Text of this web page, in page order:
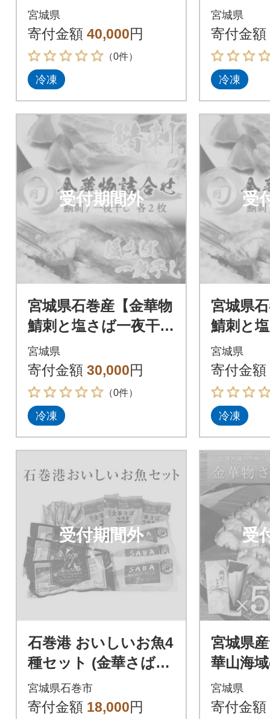
g×5枚セット(CAS冷
凍・養殖)
宮城県
寄付金額 40,000円
（0件）
冷凍
セット
養殖
宮城県
寄付金額
冷凍
受付期間外
宮城県石巻産【金華物
鯖刺と塩さば一夜干し
セット×2セット】CA
S冷凍・養殖
宮城県
寄付金額 30,000円
（0件）
冷凍
受
宮城県
鯖刺と
セット
S冷凍・
宮城県
寄付金額
冷凍
受付期間外
石巻港 おいしいお魚4
種セット (金華さばフ
ィレ/味噌煮/塩焼/メヒ
カリ)
宮城県石巻市
寄付金額 18,000円
受
宮城県
華山海
セット
宮城県
寄付金額